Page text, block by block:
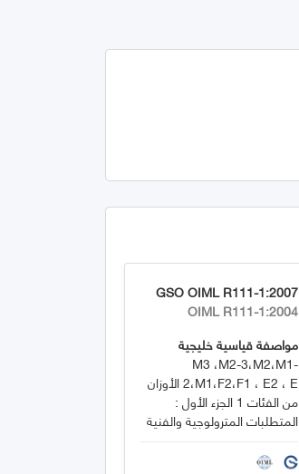
GSO OIML R111-1:2007
OIML R111-1:2004
مواصفة قياسية خليجية
M3 ،M2-3،M2،M1-
2،M1،F2،F1 ، E2 ، E الأوزان
من الفئات 1 الجزء الأول :
المتطلبات المترولوجية والفنية